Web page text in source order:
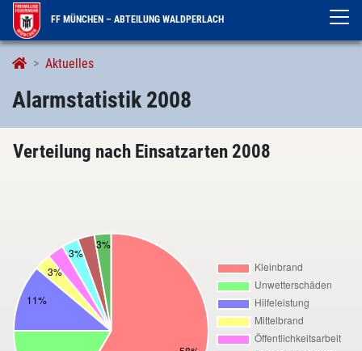
FF MÜNCHEN – ABTEILUNG WALDPERLACH
Aktuelles
Alarmstatistik
Alarmstatistik 2008
Verteilung nach Einsatzarten 2008